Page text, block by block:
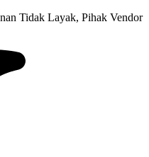
Tidak Layak, Pihak Vendor